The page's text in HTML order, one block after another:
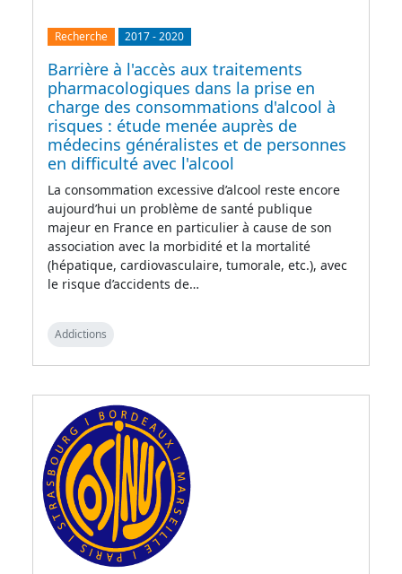
Recherche 2017-2020
Barrière à l'accès aux traitements
pharmacologiques dans la prise en
charge des consommations d'alcool à
risques : étude menée auprès de
médecins généralistes et de personnes
en difficulté avec l'alcool
La consommation excessive d’alcool reste encore
aujourd’hui un problème de santé publique
majeur en France en particulier à cause de son
association avec la morbidité et la mortalité
(hépatique, cardiovasculaire, tumorale, etc.), avec
le risque d’accidents de…
Addictions